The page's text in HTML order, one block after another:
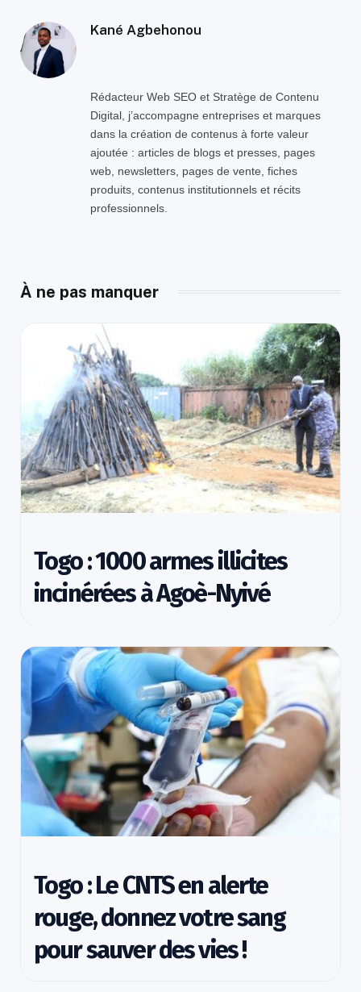
Kané Agbehonou
Rédacteur Web SEO et Stratège de Contenu
Digital, j’accompagne entreprises et marques
dans la création de contenus à forte valeur
ajoutée : articles de blogs et presses, pages
web, newsletters, pages de vente, fiches
produits, contenus institutionnels et récits
professionnels.
À ne pas manquer
Togo : 1000 armes illicites
incinérées à Agoè-Nyivé
Togo : Le CNTS en alerte
rouge, donnez votre sang
pour sauver des vies !